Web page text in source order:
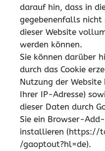
darauf hin, dass in
gegebenenfalls
dieser Website
werden können.
Sie können darüber
durch das Cookie
Nutzung der
Ihrer IP-Adresse)
dieser Daten durch
Sie ein Browser-
installieren (https://
/gaoptout?hl=de).